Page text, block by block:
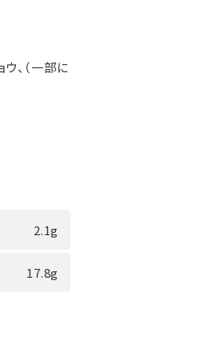
、（一部に
2.1g
17.8g